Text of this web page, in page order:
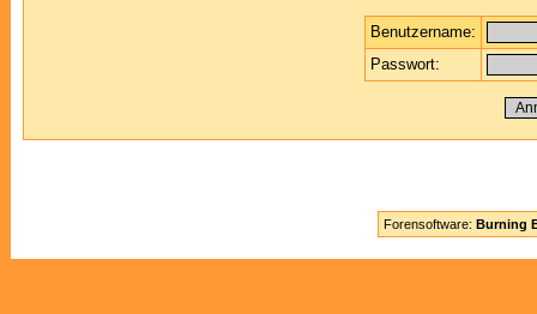
Benutzername:
Passwort:
Forensoftware: Burning